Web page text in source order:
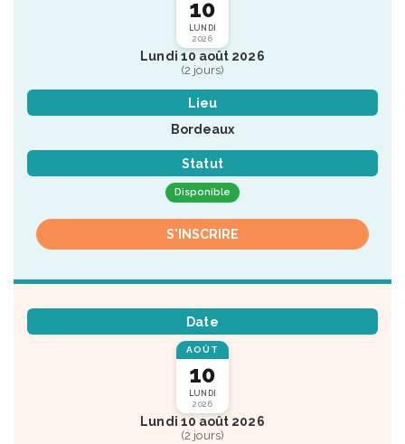
10
LUNDI
2026
Lundi 10 août 2026
(2 jours)
Lieu
Bordeaux
Statut
Disponible
S'INSCRIRE
Date
AOÛT
10
LUNDI
2026
Lundi 10 août 2026
(2 jours)